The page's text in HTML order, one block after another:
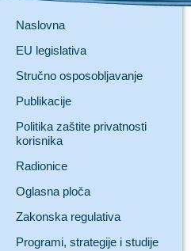
Naslovna
EU legislativa
Stručno osposobljavanje
Publikacije
Politika zaštite privatnosti
korisnika
Radionice
Oglasna ploča
Zakonska regulativa
Programi, strategije i studije